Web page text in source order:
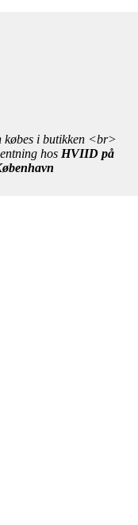
købes i butikken <br>
hos HVIID på